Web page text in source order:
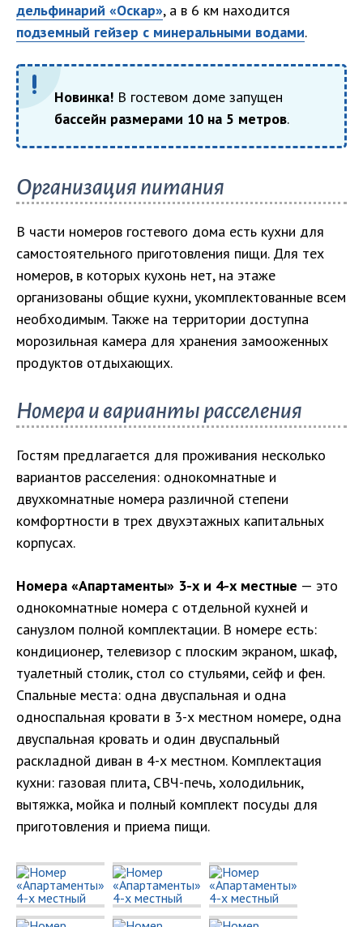
дельфинарий «Оскар», а в 6 км находится
подземный гейзер с минеральными водами.
Новинка! В гостевом доме запущен
бассейн размерами 10 на 5 метров.
Организация питания
В части номеров гостевого дома есть кухни для
самостоятельного приготовления пищи. Для тех
номеров, в которых кухонь нет, на этаже
организованы общие кухни, укомплектованные всем
необходимым. Также на территории доступна
морозильная камера для хранения замооженных
продуктов отдыхающих.
Номера и варианты расселения
Гостям предлагается для проживания несколько
вариантов расселения: однокомнатные и
двухкомнатные номера различной степени
комфортности в трех двухэтажных капитальных
корпусах.
Номера «Апартаменты» 3-х и 4-х местные — это
однокомнатные номера с отдельной кухней и
санузлом полной комплектации. В номере есть:
кондиционер, телевизор с плоским экраном, шкаф,
туалетный столик, стол со стульями, сейф и фен.
Спальные места: одна двуспальная и одна
односпальная кровати в 3-х местном номере, одна
двуспальная кровать и один двуспальный
раскладной диван в 4-х местном. Комплектация
кухни: газовая плита, СВЧ-печь, холодильник,
вытяжка, мойка и полный комплект посуды для
приготовления и приема пищи.